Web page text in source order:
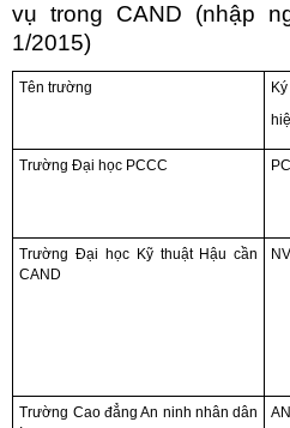
vụ trong CAND (nhập
1/2015)
Tên trường
Ký
Trường Đại học PCCC
Trường Đại học Kỹ thuật Hậu cần
CAND
Trường Cao đẳng An ninh nhân dân